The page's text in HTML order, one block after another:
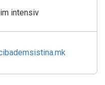
intensiv